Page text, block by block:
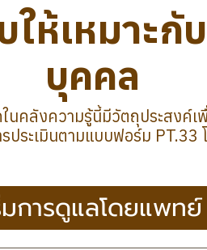
ห้เหมาะกั
บุคคล
คลังความรู้นี้มีวัตถุประสงค์เ
ระเมินตามแบบฟอร์ม
มการดูแลโดยแพทย์